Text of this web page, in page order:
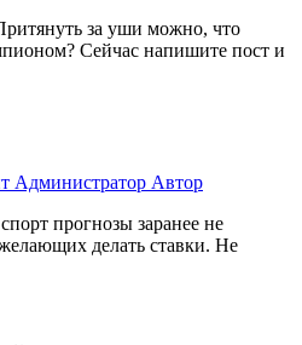
за уши можно, что
Сейчас напишите пост и
Администратор Автор
прогнозы заранее не
делать ставки. Не